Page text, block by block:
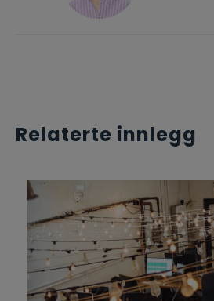
Relaterte innlegg